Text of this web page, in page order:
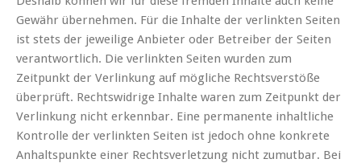
Gewähr übernehmen. Für die Inhalte der verlinkten Seiten
ist stets der jeweilige Anbieter oder Betreiber der Seiten
verantwortlich. Die verlinkten Seiten wurden zum
Zeitpunkt der Verlinkung auf mögliche Rechtsverstöße
überprüft. Rechtswidrige Inhalte waren zum Zeitpunkt der
Verlinkung nicht erkennbar. Eine permanente inhaltliche
Kontrolle der verlinkten Seiten ist jedoch ohne konkrete
Anhaltspunkte einer Rechtsverletzung nicht zumutbar. Bei